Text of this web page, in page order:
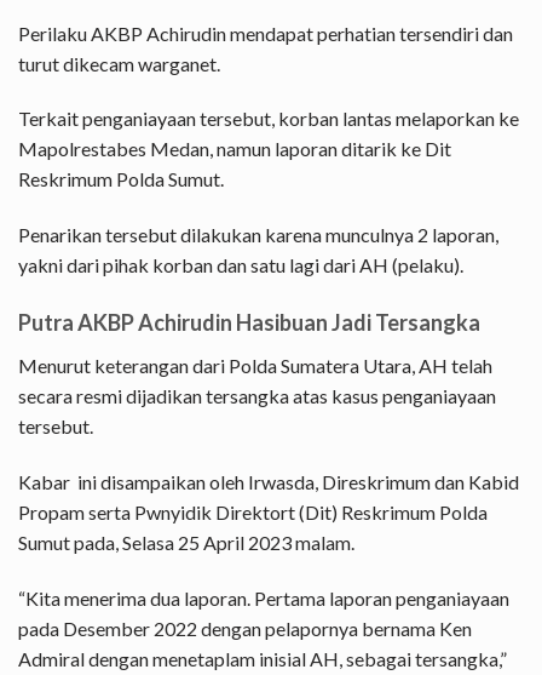
Perilaku AKBP Achirudin mendapat perhatian tersendiri dan
turut dikecam warganet.
Terkait penganiayaan tersebut, korban lantas melaporkan ke
Mapolrestabes Medan, namun laporan ditarik ke Dit
Reskrimum Polda Sumut.
Penarikan tersebut dilakukan karena munculnya 2 laporan,
yakni dari pihak korban dan satu lagi dari AH (pelaku).
Putra AKBP Achirudin Hasibuan Jadi Tersangka
Menurut keterangan dari Polda Sumatera Utara, AH telah
secara resmi dijadikan tersangka atas kasus penganiayaan
tersebut.
Kabar ini disampaikan oleh Irwasda, Direskrimum dan Kabid
Propam serta Pwnyidik Direktort (Dit) Reskrimum Polda
Sumut pada, Selasa 25 April 2023 malam.
“Kita menerima dua laporan. Pertama laporan penganiayaan
pada Desember 2022 dengan pelapornya bernama Ken
Admiral dengan menetaplam inisial AH, sebagai tersangka,”